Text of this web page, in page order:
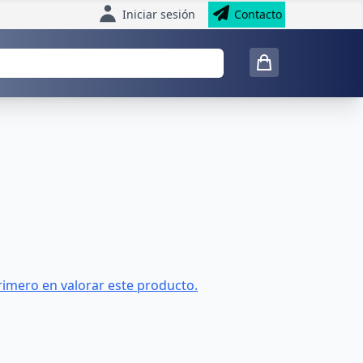
Iniciar sesión Contacto
en valorar este producto.